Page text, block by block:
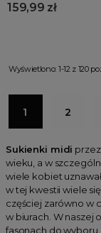
159,99 zł
Wyświetlono: 1-12 z 120
1 2
Sukienki midi przez
wieku, a w
wiele kobiet
w tej kwestii wiele się
częściej zarówno w
w biurach. W naszej
fasonach do wyboru.